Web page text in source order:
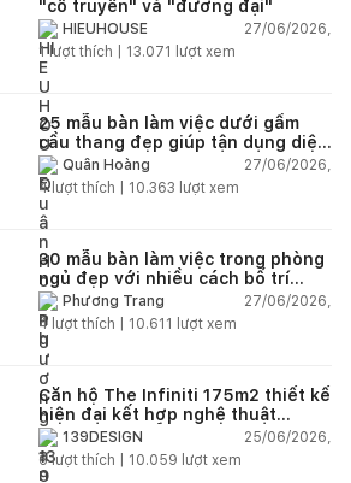
nằm ở việc chạy theo những xu hướng
không gian đó ôm ấp, xoa dịu tâm hồn
vọng với góc nhỏ Q7 Saigon Riverside
trên Happynest sẽ có thêm một nguồn
căn hộ của mình thành một chốn về
"cổ truyền" và "đương đại"
HIEUHOUSE
27/06/2026,
1lượt thích | 13.071 lượt xem
25 mẫu bàn làm việc dưới gầm
cầu thang đẹp giúp tận dụng diện
tích tưởng chừng bị bỏ quên
Quân Hoàng
27/06/2026,
4lượt thích | 10.363 lượt xem
30 mẫu bàn làm việc trong phòng
ngủ đẹp với nhiều cách bố trí
thông minh cho mọi diện tích
Phương Trang
27/06/2026,
4 lượt thích | 10.611 lượt xem
Căn hộ The Infiniti 175m2 thiết kế
hiện đại kết hợp nghệ thuật
Modern Art đầy cảm xúc
139DESIGN
25/06/2026,
6lượt thích | 10.059 lượt xem